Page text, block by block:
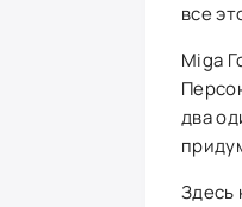
все
Miga
два
Здесь